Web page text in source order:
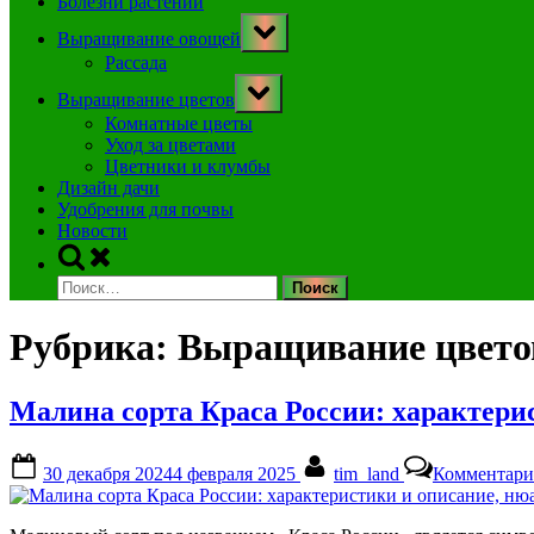
Выращивание овощей
Toggle
sub-
Рассада
Выращивание цветов
Toggle
sub-
menu
Комнатные цветы
Уход за цветами
Цветники и клумбы
Дизайн дачи
Удобрения для почвы
Новости
Toggle
search
form
Найти:
Рубрика: Выращивание
Малина сорта Краса России:
on
30 декабря 20244 февраля 2025 tim_land